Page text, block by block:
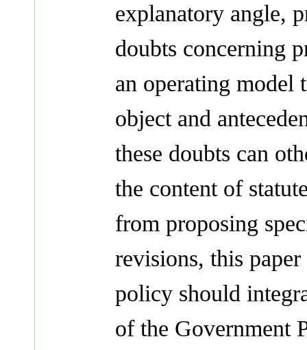
explanatory angle,
doubts concerning
an operating model
object and
these doubts can
the content of
from proposing
revisions, this
policy should
of the Government